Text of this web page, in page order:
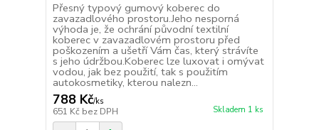
Přesný typový gumový koberec do
zavazadlového prostoru.Jeho nesporná
výhoda je, že ochrání původní textilní
koberec v zavazadlovém prostoru před
poškozením a ušetří Vám čas, který strávíte
s jeho údržbou.Koberec lze luxovat i omývat
vodou, jak bez použití, tak s použitím
autokosmetiky, kterou nalezn...
788 Kč/ks
651 Kč bez DPH Skladem 1 ks